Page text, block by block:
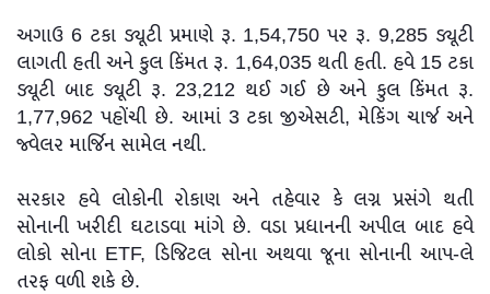
અગાઉ 6 ટકા ડ્યૂટી પ્રમાણે રૂ. 1,54,750 પર રૂ. 9,285 ડ્યૂટી
લાગતી હતી અને કુલ કિંમત રૂ. 1,64,035 થતી હતી. હવે 15 ટકા
ડ્યૂટી બાદ ડ્યૂટી રૂ. 23,212 થઈ ગઈ છે અને કુલ કિંમત રૂ.
1,77,962 પહોંચી છે. આમાં 3 ટકા જીએસટી, મેકિંગ ચાર્જ અને
જ્વેલર માર્જિન સામેલ નથી.
સરકાર હવે લોકોની રોકાણ અને તહેવાર કે લગ્ન પ્રસંગે થતી
સોનાની ખરીદી ઘટાડવા માંગે છે. વડા પ્રધાનની અપીલ બાદ હવે
લોકો સોના ETF, ડિજિટલ સોના અથવા જૂના સોનાની આપ-લે
તરફ વળી શકે છે.